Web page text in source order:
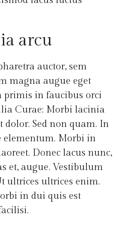
arcu
auctor, sem
magna augue eget
primis in faucibus orci
Curae; Morbi lacinia
Sed non quam. In
elementum. Morbi in
Donec lacus nunc,
et, augue. Vestibulum
ultrices ultrices enim.
in dui quis est